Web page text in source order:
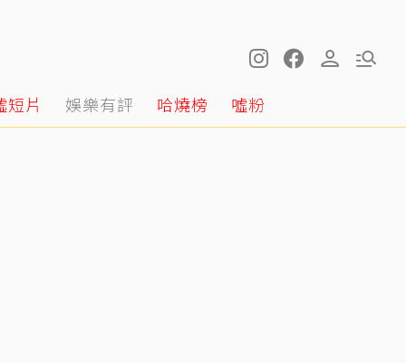
短片 娛樂有評 哈燒榜 噓粉